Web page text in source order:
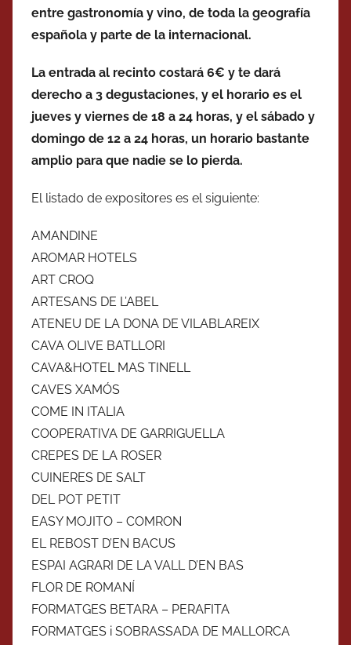
entre gastronomía y vino, de toda la geografía
española y parte de la internacional.
La entrada al recinto costará 6€ y te dará
derecho a 3 degustaciones, y el horario es el
jueves y viernes de 18 a 24 horas, y el sábado y
domingo de 12 a 24 horas, un horario bastante
amplio para que nadie se lo pierda.
El listado de expositores es el siguiente:
AMANDINE
AROMAR HOTELS
ART CROQ
ARTESANS DE L’ABEL
ATENEU DE LA DONA DE VILABLAREIX
CAVA OLIVE BATLLORI
CAVA&HOTEL MAS TINELL
CAVES XAMÓS
COME IN ITALIA
COOPERATIVA DE GARRIGUELLA
CREPES DE LA ROSER
CUINERES DE SALT
DEL POT PETIT
EASY MOJITO – COMRON
EL REBOST D’EN BACUS
ESPAI AGRARI DE LA VALL D’EN BAS
FLOR DE ROMANÍ
FORMATGES BETARA – PERAFITA
FORMATGES i SOBRASSADA DE MALLORCA